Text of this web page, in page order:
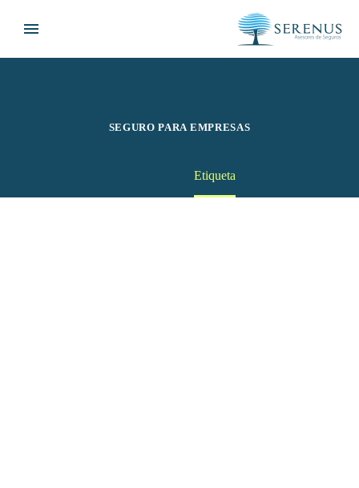
SEGURO PARA EMPRESAS
Etiqueta